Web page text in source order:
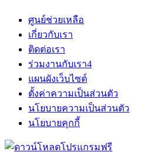
ศูนย์ช่วยเหลือ
เกี่ยวกับเรา
ติดต่อเรา
ร่วมงานกับเรา4
แผนผังเว็บไซต์
ตั้งค่าความเป็นส่วนตัว
นโยบายความเป็นส่วนตัว
นโยบายคุกกี้